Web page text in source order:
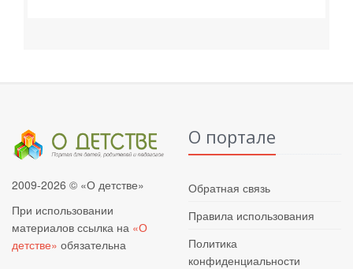
2009-2026 © «О детстве»
При использовании
материалов ссылка на «О
детстве» обязательна
О портале
Обратная связь
Правила использования
Политика
конфиденциальности